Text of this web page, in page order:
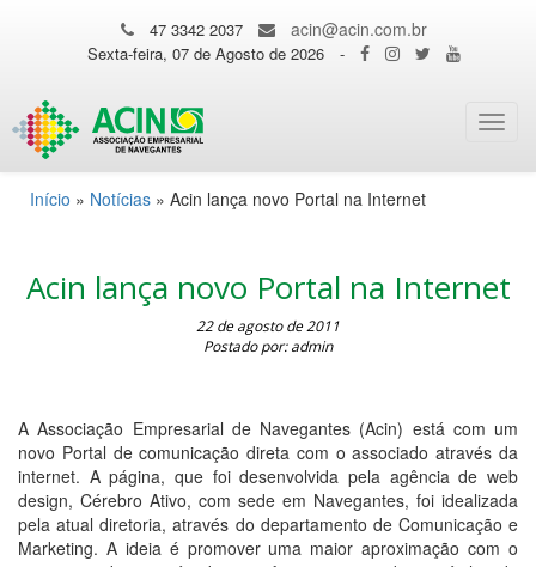
47 3342 2037 acin@acin.com.br
Sexta-feira, 07 de Agosto de 2026 -
Início » Notícias » Acin lança novo Portal na Internet
Acin lança novo Portal na Internet
22 de agosto de 2011
Postado por: admin
A Associação Empresarial de Navegantes (Acin) está com um
novo Portal de comunicação direta com o associado através da
internet. A página, que foi desenvolvida pela agência de web
design, Cérebro Ativo, com sede em Navegantes, foi idealizada
pela atual diretoria, através do departamento de Comunicação e
Marketing. A ideia é promover uma maior aproximação com o